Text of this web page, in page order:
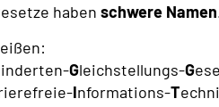
haben schwere Namen
Gleichstellungs-G
Informations-T